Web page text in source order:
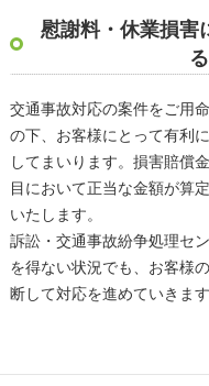
慰謝料・休業損害
交通事故対応の案件をご用
の下、お客様にとって有利
してまいります。損害賠償
目において正当な金額が算
いたします。
訴訟・交通事故紛争処理セ
を得ない状況でも、お客様
断して対応を進めていきます